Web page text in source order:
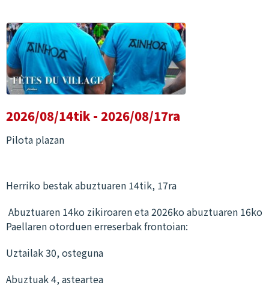
2026/08/14tik - 2026/08/17ra
Pilota plazan
Herriko bestak abuztuaren 14tik, 17ra
Abuztuaren 14ko zikiroaren eta 2026ko abuztuaren 16ko
Paellaren otorduen erreserbak frontoian:
Uztailak 30, osteguna
Abuztuak 4, asteartea